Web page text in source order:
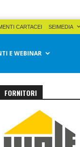
CARTACEI SEIMEDIA
E WEBINAR
FORNITORI